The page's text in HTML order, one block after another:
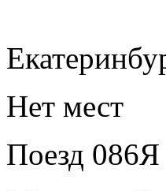
Нет мест
Поезд 086Я